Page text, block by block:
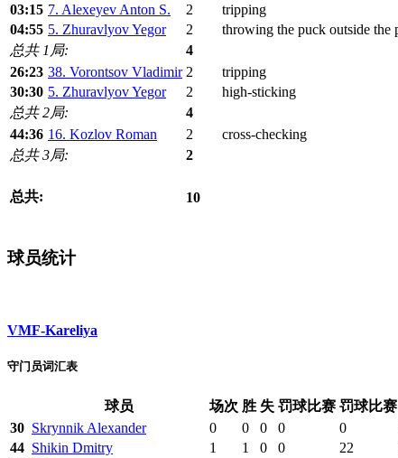
03:15 7. Alexeyev Anton S. 2
tripping
04:55 5. Zhuravlyov Yegor 2
throwing the puck outside the
总共 1局:
4
26:23 38. Vorontsov Vladimir 2
tripping
30:30 5. Zhuravlyov Yegor 2
high-sticking
总共 2局:
4
44:36 16. Kozlov Roman 2
cross-checking
总共 3局:
2
总共: 10
球员统计
VMF-Kareliya
守门员词汇表
球员 场次 胜 失 罚球比赛 罚球比赛
30 Skrynnik Alexander 0 0 0 0 0
44 Shikin Dmitry 1 1 0 0 22